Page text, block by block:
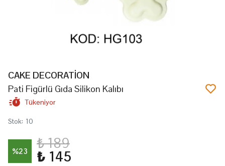
CAKE DECORATİON
Pati Figürlü Gıda Silikon Kalıbı
Tükeniyor
Stok: 10
%23 ₺ 189
₺ 145